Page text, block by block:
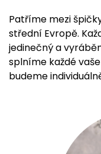
Patříme mezi
střední Evropě.
jedinečný a
splníme každé
budeme